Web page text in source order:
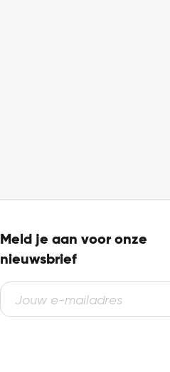
Meld je aan voor onze
nieuwsbrief